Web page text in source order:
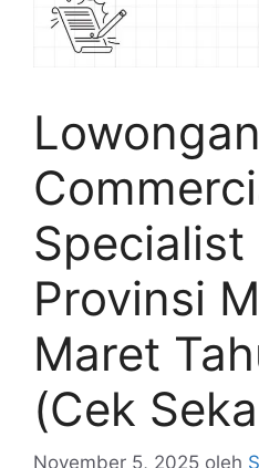
Specialist
Provinsi
Maret
(Cek
November 5, 2025 oleh